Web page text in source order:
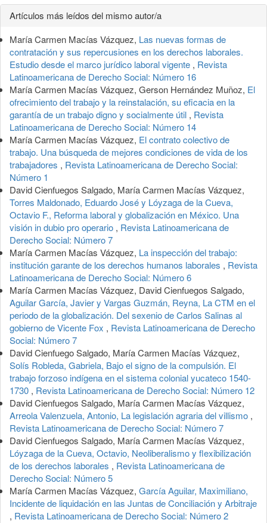
Detalles
del
artículo
Artículos más leídos del mismo autor/a
María Carmen Macías Vázquez, Las nuevas formas de
contratación y sus repercusiones en los derechos laborales.
Estudio desde el marco jurídico laboral vigente , Revista
Latinoamericana de Derecho Social: Número 16
María Carmen Macías Vázquez, Gerson Hernández Muñoz, El
ofrecimiento del trabajo y la reinstalación, su eficacia en la
garantía de un trabajo digno y socialmente útil , Revista
Latinoamericana de Derecho Social: Número 14
María Carmen Macías Vázquez, El contrato colectivo de
trabajo. Una búsqueda de mejores condiciones de vida de los
trabajadores , Revista Latinoamericana de Derecho Social:
Número 1
David Cienfuegos Salgado, María Carmen Macías Vázquez,
Torres Maldonado, Eduardo José y Lóyzaga de la Cueva,
Octavio F., Reforma laboral y globalización en México. Una
visión in dubio pro operario , Revista Latinoamericana de
Derecho Social: Número 7
María Carmen Macías Vázquez, La inspección del trabajo:
institución garante de los derechos humanos laborales , Revista
Latinoamericana de Derecho Social: Número 6
María Carmen Macías Vázquez, David Cienfuegos Salgado,
Aguilar García, Javier y Vargas Guzmán, Reyna, La CTM en el
periodo de la globalización. Del sexenio de Carlos Salinas al
gobierno de Vicente Fox , Revista Latinoamericana de Derecho
Social: Número 7
David Cienfuego Salgado, María Carmen Macías Vázquez,
Solís Robleda, Gabriela, Bajo el signo de la compulsión. El
trabajo forzoso indígena en el sistema colonial yucateco 1540-
1730 , Revista Latinoamericana de Derecho Social: Número 12
David Cienfuegos Salgado, María Carmen Macías Vázquez,
Arreola Valenzuela, Antonio, La legislación agraria del villismo ,
Revista Latinoamericana de Derecho Social: Número 7
David Cienfuegos Salgado, María Carmen Macías Vázquez,
Lóyzaga de la Cueva, Octavio, Neoliberalismo y flexibilización
de los derechos laborales , Revista Latinoamericana de
Derecho Social: Número 5
María Carmen Macías Vázquez, García Aguilar, Maximiliano,
Incidente de liquidación en las Juntas de Conciliación y Arbitraje
, Revista Latinoamericana de Derecho Social: Número 2